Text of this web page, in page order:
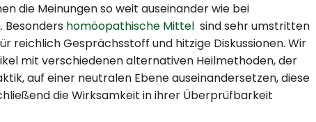
die Meinungen so weit auseinander wie bei
homöopathische Mittel sind sehr umstritten
reichlich Gesprächsstoff und hitzige Diskussionen. Wir
mit verschiedenen alternativen Heilmethoden, der
auf einer neutralen Ebene auseinandersetzen, diese
die Wirksamkeit in ihrer Überprüfbarkeit